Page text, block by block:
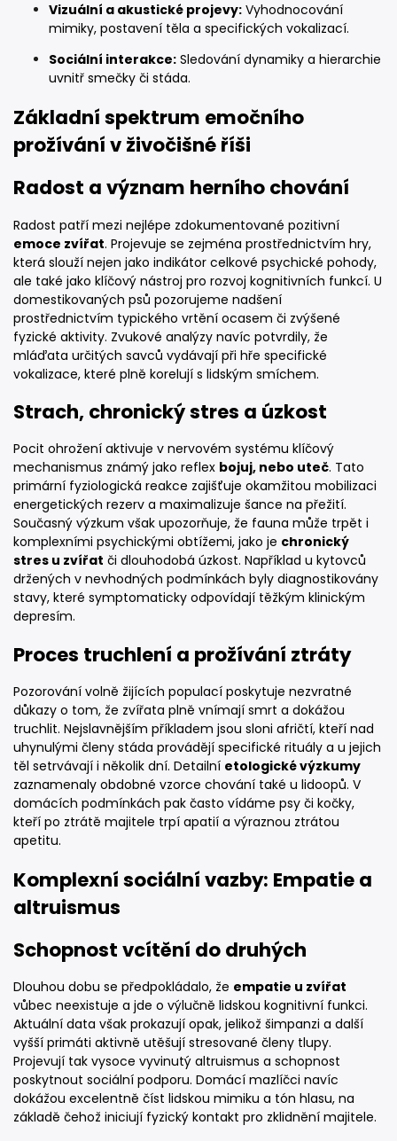
Vizuální a akustické projevy: Vyhodnocování
mimiky, postavení těla a specifických vokalizací.
Sociální interakce: Sledování dynamiky a hierarchie
uvnitř smečky či stáda.
Základní spektrum emočního
prožívání v živočišné říši
Radost a význam herního chování
Radost patří mezi nejlépe zdokumentované pozitivní
emoce zvířat. Projevuje se zejména prostřednictvím hry,
která slouží nejen jako indikátor celkové psychické pohody,
ale také jako klíčový nástroj pro rozvoj kognitivních funkcí. U
domestikovaných psů pozorujeme nadšení
prostřednictvím typického vrtění ocasem či zvýšené
fyzické aktivity. Zvukové analýzy navíc potvrdily, že
mláďata určitých savců vydávají při hře specifické
vokalizace, které plně korelují s lidským smíchem.
Strach, chronický stres a úzkost
Pocit ohrožení aktivuje v nervovém systému klíčový
mechanismus známý jako reflex bojuj, nebo uteč. Tato
primární fyziologická reakce zajišťuje okamžitou mobilizaci
energetických rezerv a maximalizuje šance na přežití.
Současný výzkum však upozorňuje, že fauna může trpět i
komplexními psychickými obtížemi, jako je chronický
stres u zvířat či dlouhodobá úzkost. Například u kytovců
držených v nevhodných podmínkách byly diagnostikovány
stavy, které symptomaticky odpovídají těžkým klinickým
depresím.
Proces truchlení a prožívání ztráty
Pozorování volně žijících populací poskytuje nezvratné
důkazy o tom, že zvířata plně vnímají smrt a dokážou
truchlit. Nejslavnějším příkladem jsou sloni afričtí, kteří nad
uhynulými členy stáda provádějí specifické rituály a u jejich
těl setrvávají i několik dní. Detailní etologické výzkumy
zaznamenaly obdobné vzorce chování také u lidoopů. V
domácích podmínkách pak často vídáme psy či kočky,
kteří po ztrátě majitele trpí apatií a výraznou ztrátou
apetitu.
Komplexní sociální vazby: Empatie a
altruismus
Schopnost vcítění do druhých
Dlouhou dobu se předpokládalo, že empatie u zvířat
vůbec neexistuje a jde o výlučně lidskou kognitivní funkci.
Aktuální data však prokazují opak, jelikož šimpanzi a další
vyšší primáti aktivně utěšují stresované členy tlupy.
Projevují tak vysoce vyvinutý altruismus a schopnost
poskytnout sociální podporu. Domácí mazlíčci navíc
dokážou excelentně číst lidskou mimiku a tón hlasu, na
základě čehož iniciují fyzický kontakt pro zklidnění majitele.